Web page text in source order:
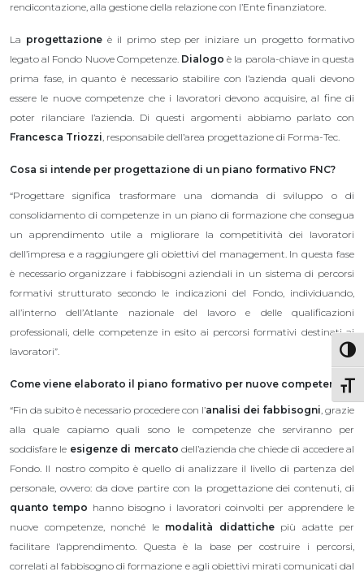
rendicontazione, alla gestione della relazione con l’Ente finanziatore.
La progettazioneè il primo step per iniziare un progetto formativo
legato al Fondo Nuove Competenze. Dialogo è la parola-chiave in questa
prima fase, in quanto è necessario stabilire con l’azienda quali devono
essere le nuove competenze che i lavoratori devono acquisire, al fine di
poter rilanciare l’azienda. Di questi argomenti abbiamo parlato con
Francesca Triozzi, responsabile dell’area progettazione di Forma-Tec.
Cosa si intende per progettazione di un piano formativo FNC?
“Progettare significa trasformare una domanda di sviluppo o di
consolidamento di competenze in un piano di formazione che consegua
un apprendimento utile a migliorare la competitività dei lavoratori
dell’impresa e a raggiungere gli obiettivi del management. In questa fase
è necessario organizzare i fabbisogni aziendali in un sistema di percorsi
formativi strutturato secondo le indicazioni del Fondo, individuando,
all’interno dell’Atlante nazionale del lavoro e delle qualificazioni
professionali, delle competenze in esito ai percorsi formativi destinati ai
lavoratori”.
Come viene elaborato il piano formativo per nuove competenze?
“Fin da subito è necessario procedere con l’analisi dei fabbisogni, grazie
alla quale capiamo quali sono le competenze che serviranno per
soddisfare le esigenze di mercato dell’azienda che chiede di accedere al
Fondo. Il nostro compito è quello di analizzare il livello di partenza del
personale, ovvero: da dove partire con la progettazione dei contenuti, di
quanto tempo hanno bisogno i lavoratori coinvolti per apprendere le
nuove competenze, nonché le modalità didattichepiù adatte per
facilitare l’apprendimento. Questa è la base per costruire i percorsi,
correlati al fabbisogno di formazione e agli obiettivi mirati comunicati dal